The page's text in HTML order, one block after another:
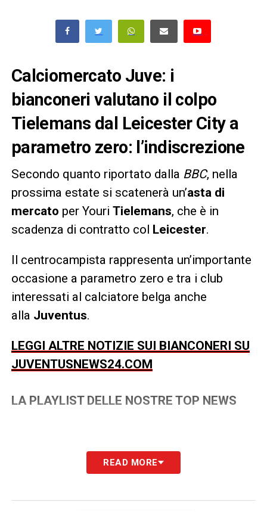
Calciomercato Juve: i
bianconeri valutano il colpo
Tielemans dal Leicester City a
parametro zero: l’indiscrezione
Secondo quanto riportato dalla BBC, nella
prossima estate si scatenerà un’asta di
mercato per Youri Tielemans, che è in
scadenza di contratto col Leicester.
Il centrocampista rappresenta un’importante
occasione a parametro zero e tra i club
interessati al calciatore belga anche
alla Juventus.
LEGGI ALTRE NOTIZIE SUI BIANCONERI SU
JUVENTUSNEWS24.COM
LA PLAYLIST DELLE NOSTRE TOP NEWS
READ MORE